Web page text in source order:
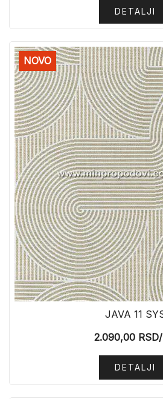
DETALJI
NOVO
JAVA 11
2.090,00 RSD
DETALJI